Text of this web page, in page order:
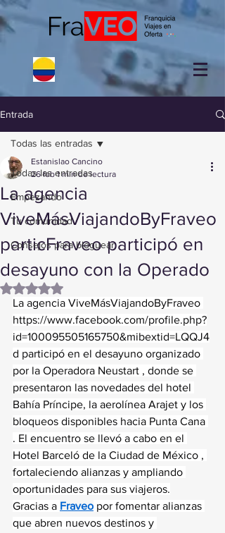
Entrada
Todas las entradas
Empezando
Tu comunidad
Consejos para bloguear
Todas las entradas
La agencia
ViveMásViajandoByFraveo
particFraveo participó en
desayuno con la Operado
Estanislao Cancino
26 feb 1 min de lectura
Obtuvo NaN de 5 estrellas.
La agencia ViveMásViajandoByFraveo
https://www.facebook.com/profile.php?
id=100095505165750&mibextid=LQQJ4
d participó en el desayuno organizado
por la Operadora Neustart , donde se
presentaron las novedades del hotel
Bahía Príncipe, la aerolínea Arajet y los
bloqueos disponibles hacia Punta Cana
. El encuentro se llevó a cabo en el
Hotel Barceló de la Ciudad de México ,
fortaleciendo alianzas y ampliando
oportunidades para sus viajeros.
Gracias a Fraveo por fomentar alianzas
que abren nuevos destinos y